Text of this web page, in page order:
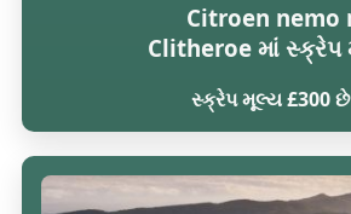
Citroen nemo
Clitheroe માં
સ્ક્રેપ મૂલ્ય £300 છે